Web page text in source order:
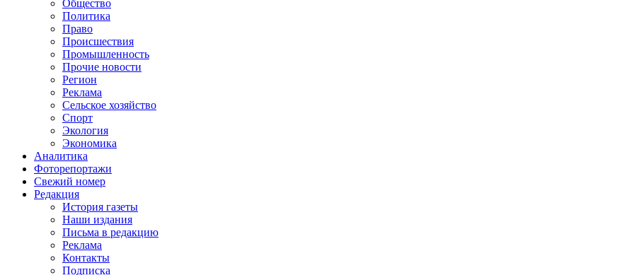
Общество
Политика
Право
Происшествия
Промышленность
Прочие новости
Регион
Реклама
Сельское хозяйство
Спорт
Экология
Экономика
Аналитика
Фоторепортажи
Свежий номер
Редакция
История газеты
Наши издания
Письма в редакцию
Реклама
Контакты
Подписка